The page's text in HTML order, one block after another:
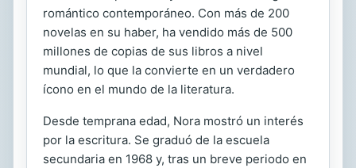
romántico contemporáneo. Con más de 200
novelas en su haber, ha vendido más de 500
millones de copias de sus libros a nivel
mundial, lo que la convierte en un verdadero
ícono en el mundo de la literatura.
Desde temprana edad, Nora mostró un interés
por la escritura. Se graduó de la escuela
secundaria en 1968 y, tras un breve periodo en